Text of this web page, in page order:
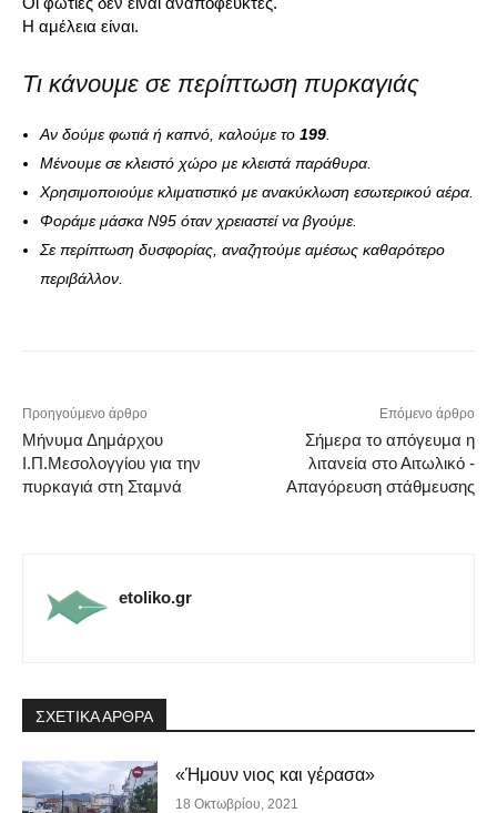
Η αμέλεια είναι.
Τι κάνουμε σε περίπτωση πυρκαγιάς
Αν δούμε φωτιά ή καπνό, καλούμε το 199
Μένουμε σε κλειστό χώρο με κλειστά παράθυρα.
Χρησιμοποιούμε κλιματιστικό με ανακύκλωση εσωτερικού αέρα.
Φοράμε μάσκα Ν95 όταν χρειαστεί να βγούμε.
Σε περίπτωση δυσφορίας, αναζητούμε αμέσως καθαρότερο
περιβάλλον.
Προηγούμενο άρθρο
Μήνυμα Δημάρχου
Ι.Π.Μεσολογγίου για την
πυρκαγιά στη Σταμνά
Επόμενο άρθρο
Σήμερα το απόγευμα η
λιτανεία στο Αιτωλικό -
Απαγόρευση στάθμευσης
etoliko.gr
ΣΧΕΤΙΚΑ ΑΡΘΡΑ
«Ήμουν νιος και γέρασα»
18 Οκτωβρίου, 2021